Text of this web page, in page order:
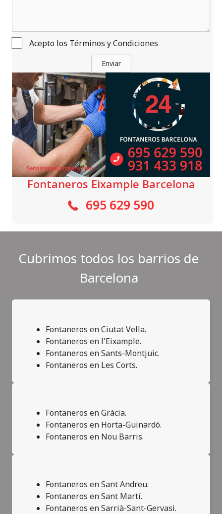
Acepto los Términos y Condiciones
Enviar
Fontaneros Eixample Barcelona
695 629 590
Cubrimos todos los barrios de
Barcelona
Fontaneros en Ciutat Vella.
Fontaneros en l'Eixample.
Fontaneros en Sants-Montjuic.
Fontaneros en Les Corts.
Fontaneros en Gràcia.
Fontaneros en Horta-Guinardó.
Fontaneros en Nou Barris.
Fontaneros en Sant Andreu.
Fontaneros en Sant Martí.
Fontaneros en Sarrià-Sant-Gervasi.